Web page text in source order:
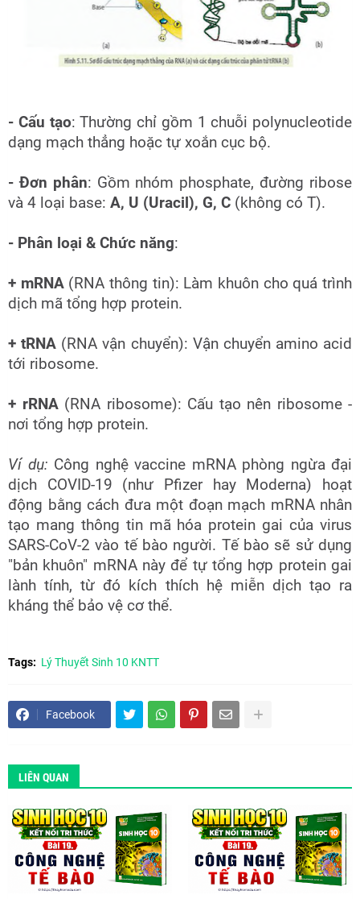
- Cấu tạo: Thường chỉ gồm 1 chuỗi polynucleotide
dạng mạch thẳng hoặc tự xoắn cục bộ.
- Đơn phân: Gồm nhóm phosphate, đường ribose
và 4 loại base: A, U (Uracil), G, C (không có T).
- Phân loại & Chức năng:
+ mRNA(RNA thông tin): Làm khuôn cho quá trình
dịch mã tổng hợp protein.
+ tRNA (RNA vận chuyển): Vận chuyển amino acid
tới ribosome.
+ rRNA(RNA ribosome): Cấu tạo nên ribosome -
nơi tổng hợp protein.
Ví dụ: Công nghệ vaccine mRNA phòng ngừa đại
dịch COVID-19 (như Pfizer hay Moderna) hoạt
động bằng cách đưa một đoạn mạch mRNA nhân
tạo mang thông tin mã hóa protein gai của virus
SARS-CoV-2 vào tế bào người. Tế bào sẽ sử dụng
"bản khuôn" mRNA này để tự tổng hợp protein gai
lành tính, từ đó kích thích hệ miễn dịch tạo ra
kháng thể bảo vệ cơ thể.
Tags: Lý Thuyết Sinh 10 KNTT
Facebook
LIÊN QUAN